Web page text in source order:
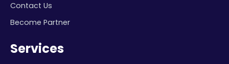
Contact Us
Become Partner
Services